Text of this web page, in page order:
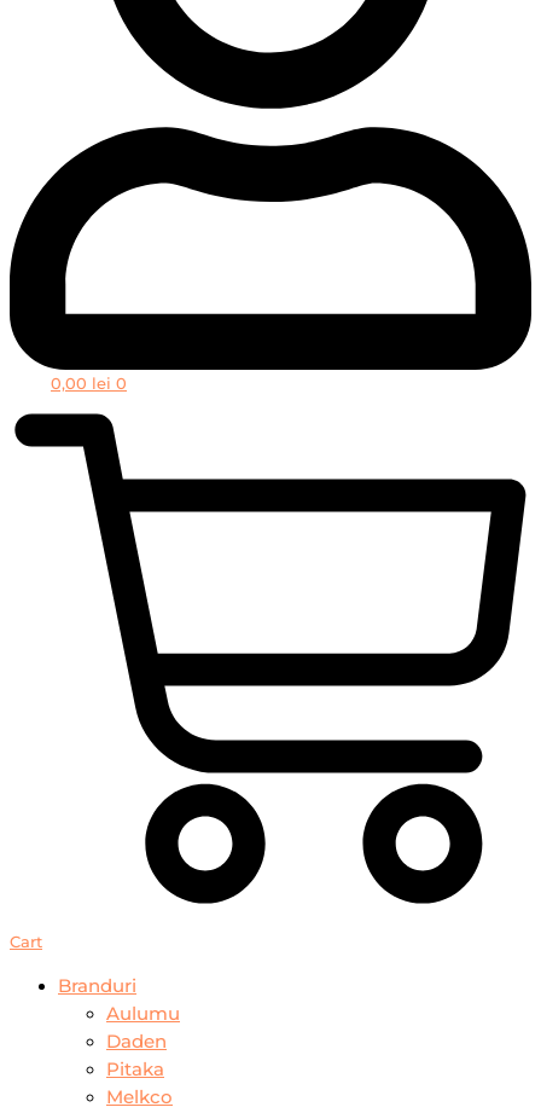
0,00 lei 0
Cart
Branduri
Aulumu
Daden
Pitaka
Melkco